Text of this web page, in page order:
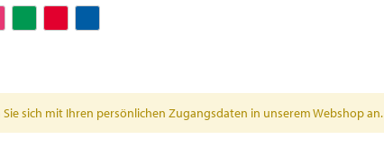
sich mit Ihren persönlichen Zugangsdaten in unserem Webshop an.